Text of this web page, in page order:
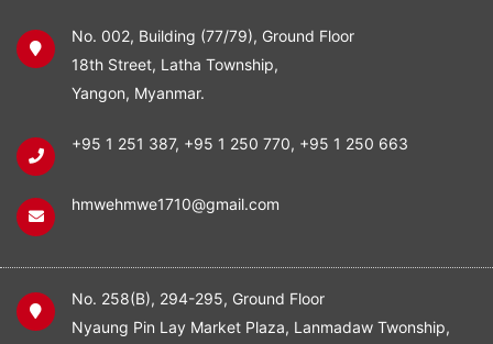
No. 002, Building (77/79), Ground Floor
18th Street, Latha Township,
Yangon, Myanmar.
+95 1 251 387, +95 1 250 770, +95 1 250 663
hmwehmwe1710@gmail.com
No. 258(B), 294-295, Ground Floor
Nyaung Pin Lay Market Plaza, Lanmadaw Twonship,